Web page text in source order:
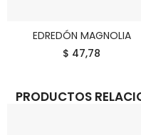
COMPRAR
EDREDÓN MAGNOLIA
$ 47,78
PRODUCTOS